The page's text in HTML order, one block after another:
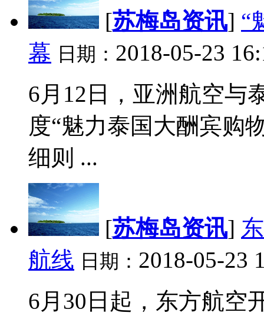
[苏梅岛资讯] “
幕 日期： 2018-05-23
6月12日，亚洲航空与
度“魅力泰国大酬宾购
细则 ...
[苏梅岛资讯]
航线 日期： 2018-05-23
6月30日起，东方航空